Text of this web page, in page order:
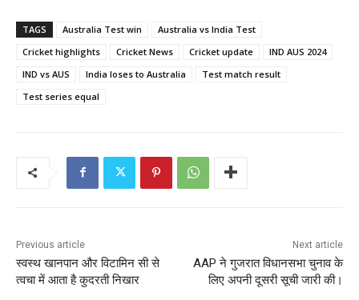
TAGS Australia Test win
Australia vs India Test
Cricket highlights
Cricket News Cricket update
IND AUS 2024
IND vs AUS
India loses to Australia
Test match result
Test series equal
Previous article
स्‍वस्‍थ खानपान और विटामिन सी से
त्वचा में आता है कुदरती निखार
Next article
AAP ने गुजरात विधानसभा चुनाव के
लिए अपनी दूसरी सूची जारी की।